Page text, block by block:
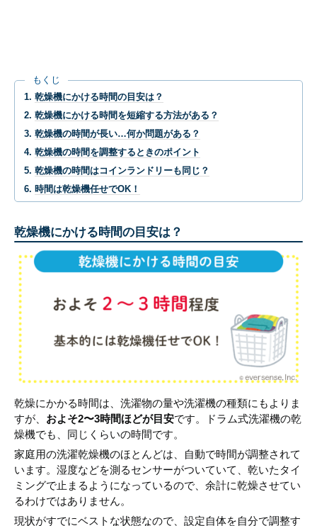
もくじ
乾燥機にかける時間の目安は？
乾燥機にかける時間を短縮する方法がある？
乾燥機の時間が長い…何か問題がある？
乾燥機の時間を調整するときのポイント
乾燥機の時間はコインランドリーも同じ？
時間は乾燥機任せでOK！
乾燥機にかける時間の目安は？
乾燥にかかる時間は、洗濯物の量や洗濯機の種類にもよりま
すが、 およそ2〜3時間ほどが目安です。ドラム式洗濯機の乾
燥機でも、同じくらいの時間です。
家庭用の洗濯乾燥機のほとんどは、自動で時間が調整されて
います。湿度などを測るセンサーがついていて、乾いたタイ
ミングで止まるようになっているので、余計に乾燥させてい
るわけではありません。
現状がすでにベストな状態なので、設定自体を自分で調整す